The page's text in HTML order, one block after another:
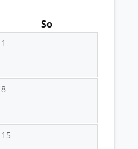
So
1
8
15